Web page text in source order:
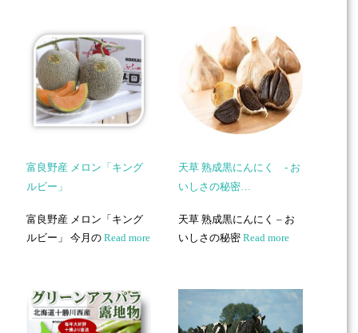
富良野産 メロン「キング
ルビー」
富良野産 メロン「キング
ルビー」 今月のRead more
天草 熟成黒にんにく - お
いしさの秘密…
天草 熟成黒にんにく – お
いしさの秘密Read more